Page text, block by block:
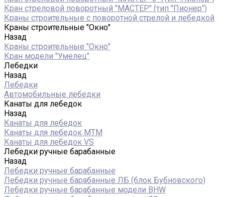
Кран стреловой поворотный "МАСТЕР" (тип "Пионер")
Краны строительные с поворотной стрелой и лебедкой
Краны строительные "Окно"
Назад
Краны строительные "Окно"
Кран модели "Умелец"
Лебедки
Назад
Лебедки
Автомобильные лебедки
Канаты для лебедок
Назад
Канаты для лебедок
Канаты для лебедок MTM
Канаты для лебедок VS
Лебедки ручные барабанные
Назад
Лебедки ручные барабанные
Лебедки ручные барабанные ЛБ (блок Бубновского)
Лебедки ручные барабанные модели BHW